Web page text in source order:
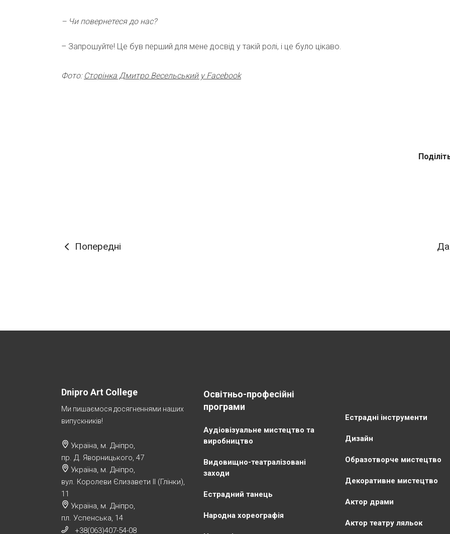
– Чи повернетеся до нас?
– Запрошуйте! Це був перший для мене досвід у такій ролі, і це було цікаво.
Фото: Сторінка Дмитро Весельський у Facebook
Попередні
Dnipro Art College
Ми пишаємося досягненнями наших
випускників!
Україна, м. Дніпро,
пр. Д. Яворницького, 47
Україна, м. Дніпро,
вул. Королеви Єлизавети ІІ (Глінки),
11
Україна, м. Дніпро,
пл. Успенська, 14
+38(063)407-54-08
Освітньо-професійні
програми
Аудіовізуальне мистецтво та
виробництво
Видовищно-театралізовані
заходи
Естрадний танець
Народна хореографія
Естрадні інструменти
Дизайн
Образотворче мистецтво
Декоративне мистецтво
Актор драми
Актор театру ляльок